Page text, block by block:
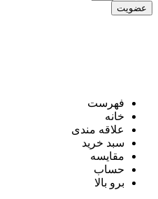
عضویت
فهرست
خانه
علاقه مندی
سبد خرید
مقایسه
حساب
برو بالا